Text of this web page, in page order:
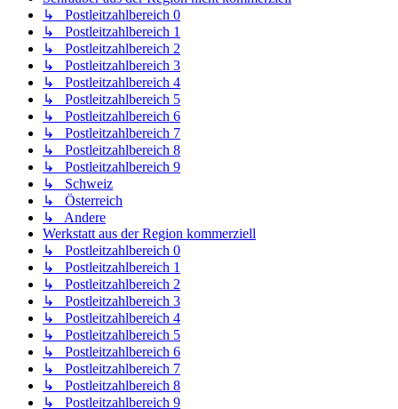
↳ Postleitzahlbereich 0
↳ Postleitzahlbereich 1
↳ Postleitzahlbereich 2
↳ Postleitzahlbereich 3
↳ Postleitzahlbereich 4
↳ Postleitzahlbereich 5
↳ Postleitzahlbereich 6
↳ Postleitzahlbereich 7
↳ Postleitzahlbereich 8
↳ Postleitzahlbereich 9
↳ Schweiz
↳ Österreich
↳ Andere
Werkstatt aus der Region kommerziell
↳ Postleitzahlbereich 0
↳ Postleitzahlbereich 1
↳ Postleitzahlbereich 2
↳ Postleitzahlbereich 3
↳ Postleitzahlbereich 4
↳ Postleitzahlbereich 5
↳ Postleitzahlbereich 6
↳ Postleitzahlbereich 7
↳ Postleitzahlbereich 8
↳ Postleitzahlbereich 9